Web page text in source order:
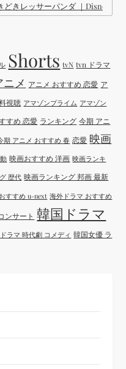
どきレッサーパンダ ｜Disney (
Shorts tvN tvn ドラマ
ニメ アニメ おすすめ 恋愛 ア
視聴 アマゾンプライム アマゾン
すめ 恋愛 ランキング 今期 アニ
期 アニメ おすすめ 春 恋愛 映画
映画おすすめ 洋画 映画ランキ
歴代 映画ランキング 邦画 最新
すすめ u-next 海外ドラマ おすすめ
ンサート 韓国ドラマ
ラマ 時代劇 コメディ 韓国女優 ラ